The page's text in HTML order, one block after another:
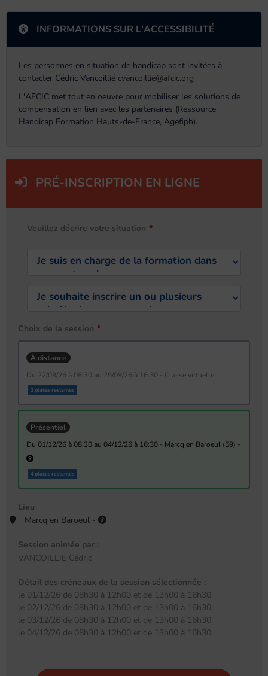
INFORMATIONS SUR L'ACCESSIBILITÉ
Les personnes en situation de handicap sont invitées à
contacter Cédric Vancoillié cvancoillie@afcic.org
L'AFCIC met tout en oeuvre pour mobiliser les solutions de
compensation en lien avec les partenaires (Ressource
Handicap Formation Hauts-de-France, Agefiph).
PRÉ-INSCRIPTION EN LIGNE
Veuillez décrire votre situation
Choix de la session
À distance
du 22/09/26 à 08:30 au 25/09/26 à 16:30 - Classe virtuelle
2 places restantes
Présentiel
du 01/12/26 à 08:30 au 04/12/26 à 16:30 - Marcq en Baroeul (59) -
4 places restantes
Lieu
Marcq en Baroeul -
Session animée par :
VANCOILLIE Cédric
Détail des créneaux de la session sélectionnée :
le 01/12/26 de 08h30 à 12h00 et de 13h00 à 16h30
le 02/12/26 de 08h30 à 12h00 et de 13h00 à 16h30
le 03/12/26 de 08h30 à 12h00 et de 13h00 à 16h30
le 04/12/26 de 08h30 à 12h00 et de 13h00 à 16h30